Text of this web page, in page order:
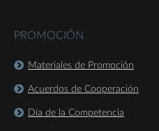
PROMOCIÓN
Materiales de Promoción
Acuerdos de Cooperación
Día de la Competencia